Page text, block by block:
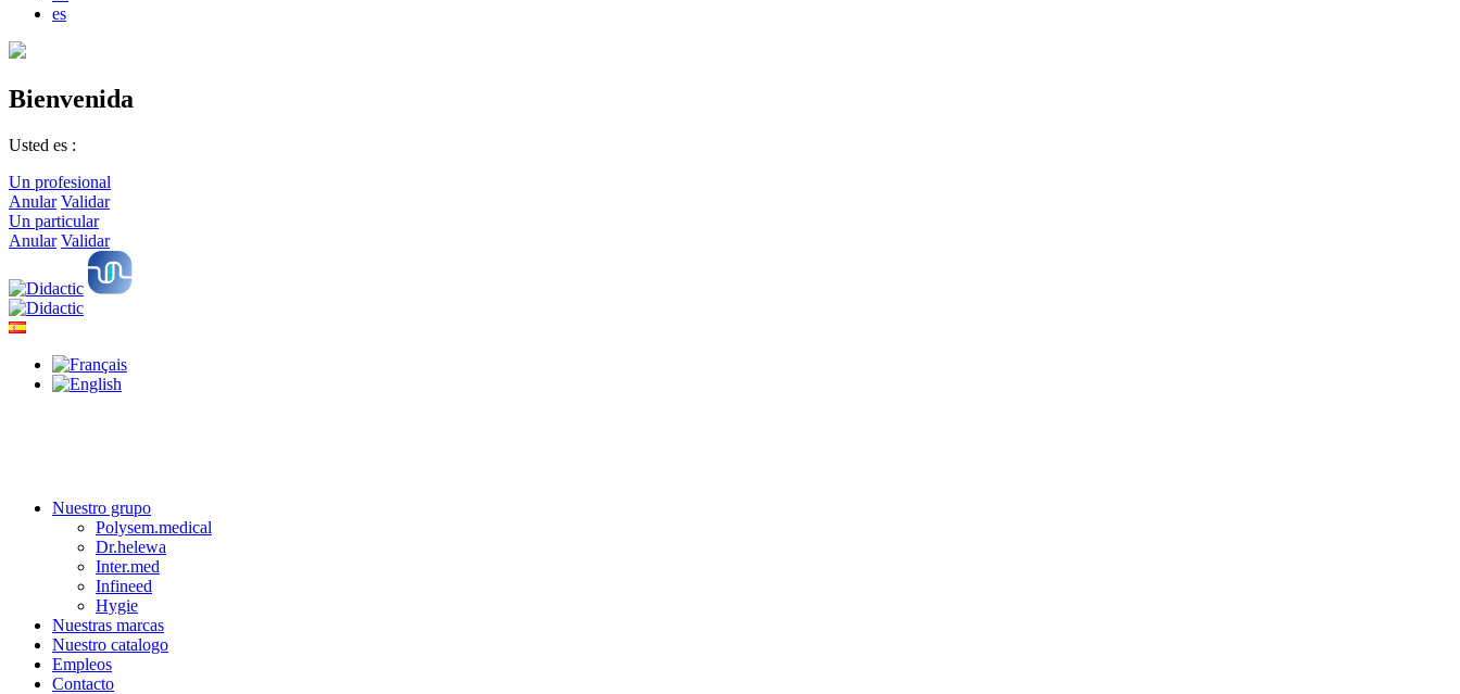
es
Bienvenida
Usted es :
Un profesional
Anular Validar
Un particular
Anular Validar
Nuestro grupo
Polysem.medical
Dr.helewa
Inter.med
Infineed
Hygie
Nuestras marcas
Nuestro catalogo
Empleos
Contacto